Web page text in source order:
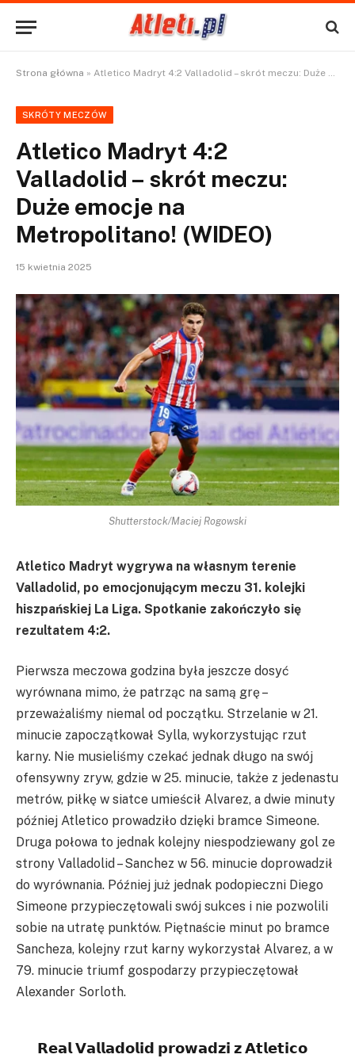
Strona główna » Atletico Madryt 4:2 Valladolid – skrót meczu: Duże emocje na Metropolitano! (WIDEO)
SKRÓTY MECZÓW
Atletico Madryt 4:2
Valladolid – skrót meczu:
Duże emocje na
Metropolitano! (WIDEO)
15 kwietnia 2025
Shutterstock/Maciej Rogowski
Atletico Madryt wygrywa na własnym terenie
Valladolid, po emocjonującym meczu 31. kolejki
hiszpańskiej La Liga. Spotkanie zakończyło się
rezultatem 4:2.
Pierwsza meczowa godzina była jeszcze dosyć
wyrównana mimo, że patrząc na samą grę –
przeważaliśmy niemal od początku. Strzelanie w 21.
minucie zapoczątkował Sylla, wykorzystując rzut
karny. Nie musieliśmy czekać jednak długo na swój
ofensywny zryw, gdzie w 25. minucie, także z jedenastu
metrów, piłkę w siatce umieścił Alvarez, a dwie minuty
później Atletico prowadziło dzięki bramce Simeone.
Druga połowa to jednak kolejny niespodziewany gol ze
strony Valladolid – Sanchez w 56. minucie doprowadził
do wyrównania. Później już jednak podopieczni Diego
Simeone przypieczętowali swój sukces i nie pozwolili
sobie na utratę punktów. Piętnaście minut po bramce
Sancheza, kolejny rzut karny wykorzystał Alvarez, a w
79. minucie triumf gospodarzy przypieczętował
Alexander Sorloth.
𝗥𝗲𝗮𝗹 𝗩𝗮𝗹𝗹𝗮𝗱𝗼𝗹𝗶𝗱 𝗽𝗿𝗼𝘄𝗮𝗱𝘇𝗶 𝘇 𝗔𝘁𝗹𝗲𝘁𝗶𝗰𝗼